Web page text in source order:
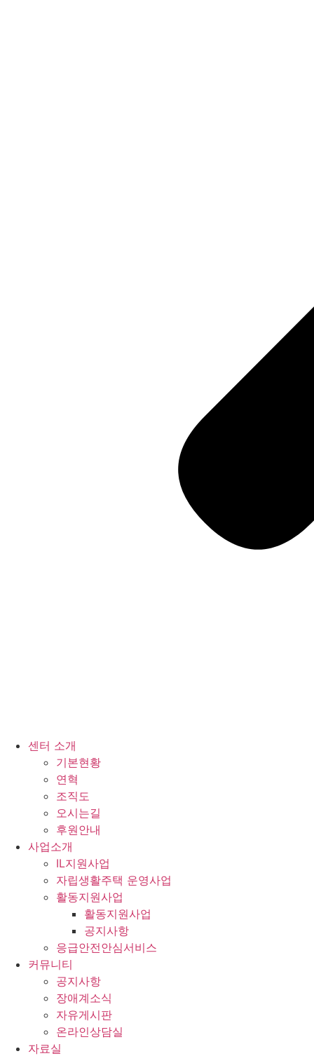
센터 소개
기본현황
연혁
조직도
오시는길
후원안내
사업소개
IL지원사업
자립생활주택 운영사업
활동지원사업
활동지원사업
공지사항
응급안전안심서비스
커뮤니티
공지사항
장애계소식
자유게시판
온라인상담실
자료실